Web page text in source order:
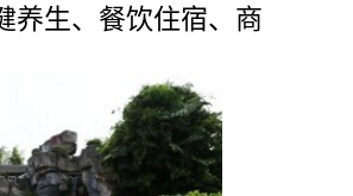
养生、餐饮住宿、商